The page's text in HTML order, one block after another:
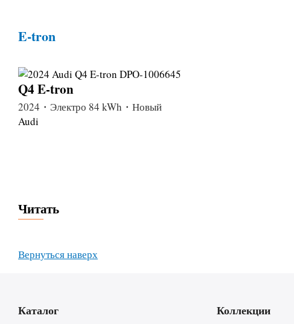
E-tron
Q4 E-tron
2024・Электро 84 kWh・Новый
Audi
Читать
Вернуться наверх
Каталог Коллекции